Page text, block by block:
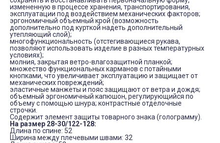
измененную в процессе хранения, транспортирования,
эксплуатации под воздействием механических факторов;
эргономичный объемный крой (возможность
дополнительно под курткой надеть дополнительный
утепляющий слой);
многофункциональность (отстегивающиеся рукава,
позволяют использовать изделие в разных температурных
условиях);
молния, закрытая ветро-влагозащитной планкой;
множество функциональных карманов с потайными
кнопками, что увеличивает эксплуатацию и защищает от
механических повреждений;
эластичные манжеты и пояс защищают от ветра и дождя;
объемный эргономичный капюшон, регулирующийся по
объему с помощью шнура; контрастные отделочные
строчки.
Содержит элемент защиты товарного знака (голограмму).
На размер 28-30/122-128:
Длина по спине: 52
Ширина между плечевыми швами: 32